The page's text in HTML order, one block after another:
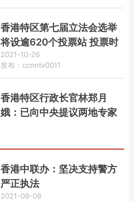
香港特区第七届立法会选举
将设逾620个投票站 投票时
间14小时
2021-10-26
发布：ccnntv0011
香港特区行政长官林郑月
娥：已向中央提议两地专家
香港中联办：坚决支持警方
严正执法
2021-09-08